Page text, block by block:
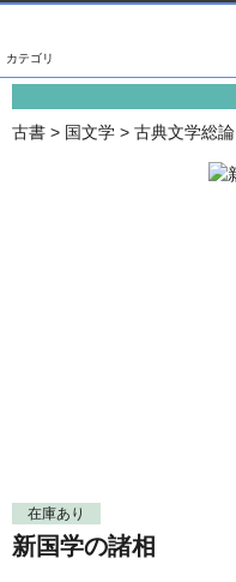
影印資料
単行本◆日本語史
書誌学・目録
古書目録
画像がある商品のみ検索
古書 > 国文学 > 古典文学総論
在庫あり
新国学の諸相